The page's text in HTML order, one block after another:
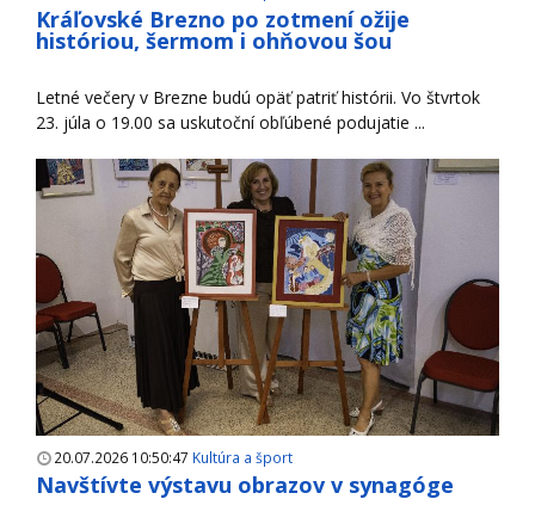
Kráľovské Brezno po zotmení ožije
históriou, šermom i ohňovou šou
Letné večery v Brezne budú opäť patriť histórii. Vo štvrtok
23. júla o 19.00 sa uskutoční obľúbené podujatie ...
20.07.2026 10:50:47 Kultúra a šport
Navštívte výstavu obrazov v synagóge